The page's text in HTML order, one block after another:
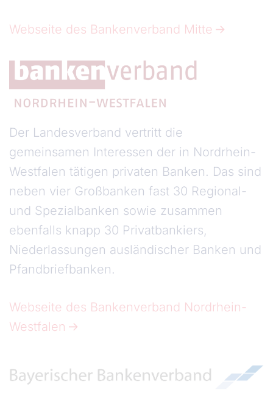
Webseite des Bankenverband Mitte
Der Landesverband vertritt die
gemeinsamen Interessen der in Nordrhein-
Westfalen tätigen privaten Banken. Das sind
neben vier Großbanken fast 30 Regional-
und Spezialbanken sowie zusammen
ebenfalls knapp 30 Privatbankiers,
Niederlassungen ausländischer Banken und
Pfandbriefbanken.
Webseite des Bankenverband Nordrhein-
Westfalen